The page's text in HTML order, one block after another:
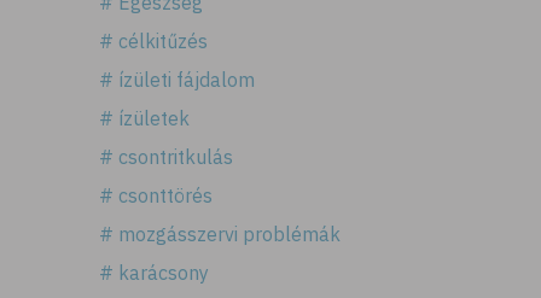
# célkitűzés
# ízületi fájdalom
# ízületek
# csontritkulás
# csonttörés
# mozgásszervi problémák
# karácsony